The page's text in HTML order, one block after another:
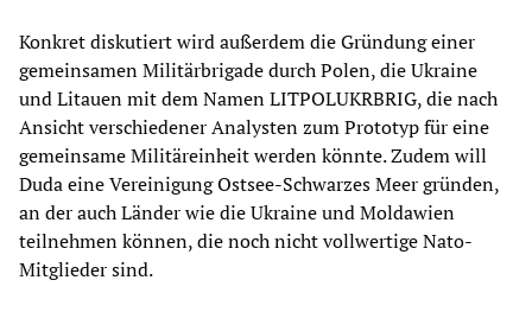
Konkret diskutiert wird außerdem die Gründung einer
gemeinsamen Militärbrigade durch Polen, die Ukraine
und Litauen mit dem Namen LITPOLUKRBRIG, die nach
Ansicht verschiedener Analysten zum Prototyp für eine
gemeinsame Militäreinheit werden könnte. Zudem will
Duda eine Vereinigung Ostsee-Schwarzes Meer gründen,
an der auch Länder wie die Ukraine und Moldawien
teilnehmen können, die noch nicht vollwertige Nato-
Mitglieder sind.